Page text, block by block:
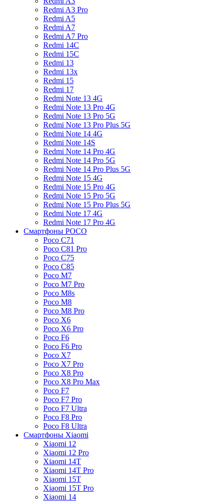
Redmi A3 Pro
Redmi A5
Redmi A7
Redmi A7 Pro
Redmi 14C
Redmi 15C
Redmi 13
Redmi 13x
Redmi 15
Redmi 17
Redmi Note 13 4G
Redmi Note 13 Pro 4G
Redmi Note 13 Pro 5G
Redmi Note 13 Pro Plus 5G
Redmi Note 14 4G
Redmi Note 14S
Redmi Note 14 Pro 4G
Redmi Note 14 Pro 5G
Redmi Note 14 Pro Plus 5G
Redmi Note 15 4G
Redmi Note 15 Pro 4G
Redmi Note 15 Pro 5G
Redmi Note 15 Pro Plus 5G
Redmi Note 17 4G
Redmi Note 17 Pro 4G
Смартфоны POCO
Poco C71
Poco C81 Pro
Poco C75
Poco C85
Poco M7
Poco M7 Pro
Poco M8s
Poco M8
Poco M8 Pro
Poco X6
Poco X6 Pro
Poco F6
Poco F6 Pro
Poco X7
Poco X7 Pro
Poco X8 Pro
Poco X8 Pro Max
Poco F7
Poco F7 Pro
Poco F7 Ultra
Poco F8 Pro
Poco F8 Ultra
Смартфоны Xiaomi
Xiaomi 12
Xiaomi 12 Pro
Xiaomi 14T
Xiaomi 14T Pro
Xiaomi 15T
Xiaomi 15T Pro
Xiaomi 14